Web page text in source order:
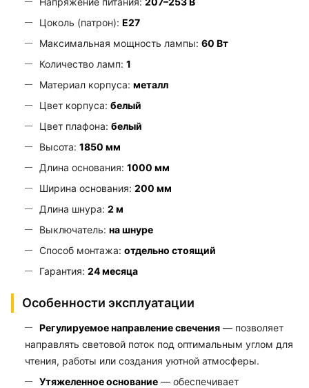
Цоколь (патрон): E27
Максимальная мощность лампы: 60 Вт
Количество ламп: 1
Материал корпуса: металл
Цвет корпуса: белый
Цвет плафона: белый
Высота: 1850 мм
Длина основания: 1000 мм
Ширина основания: 200 мм
Длина шнура: 2 м
Выключатель: на шнуре
Способ монтажа: отдельно стоящий
Гарантия: 24 месяца
Особенности эксплуатации
Регулируемое направление свечения — позволяет
направлять световой поток под оптимальным углом для
чтения, работы или создания уютной атмосферы.
Утяжеленное основание — обеспечивает